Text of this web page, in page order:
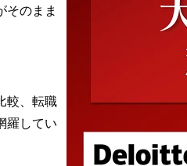
そのまま
較、転職
羅してい